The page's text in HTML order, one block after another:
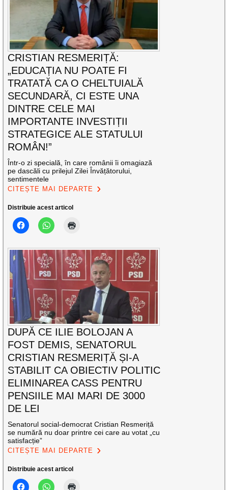
CRISTIAN RESMERIȚĂ:
„EDUCAȚIA NU POATE FI
TRATATĂ CA O CHELTUIALĂ
SECUNDARĂ, CI ESTE UNA
DINTRE CELE MAI
IMPORTANTE INVESTIȚII
STRATEGICE ALE STATULUI
ROMÂN!”
Într-o zi specială, în care românii îi omagiază
pe dascăli cu prilejul Zilei Învățătorului,
sentimentele
CITEȘTE MAI DEPARTE
Distribuie acest articol
DUPĂ CE ILIE BOLOJAN A
FOST DEMIS, SENATORUL
CRISTIAN RESMERIȚĂ ȘI-A
STABILIT CA OBIECTIV POLITIC
ELIMINAREA CASS PENTRU
PENSIILE MAI MARI DE 3000
DE LEI
Senatorul social-democrat Cristian Resmeriță
se numără nu doar printre cei care au votat „cu
satisfacție”
CITEȘTE MAI DEPARTE
Distribuie acest articol